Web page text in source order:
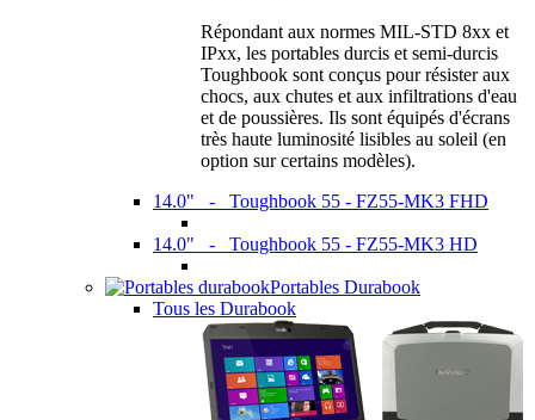
Répondant aux normes MIL-STD 8xx et
IPxx, les portables durcis et semi-durcis
Toughbook sont conçus pour résister aux
chocs, aux chutes et aux infiltrations d'eau
et de poussières. Ils sont équipés d'écrans
très haute luminosité lisibles au soleil (en
option sur certains modèles).
14.0" - Toughbook 55 - FZ55-MK3 FHD
14.0" - Toughbook 55 - FZ55-MK3 HD
Portables Durabook
Tous les Durabook